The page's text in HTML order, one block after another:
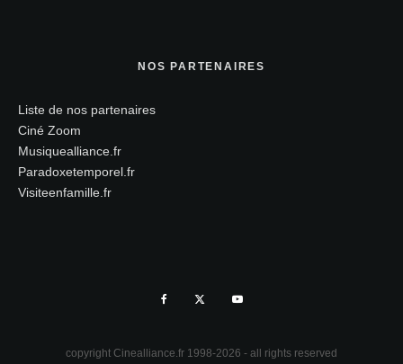
NOS PARTENAIRES
Liste de nos partenaires
Ciné Zoom
Musiquealliance.fr
Paradoxetemporel.fr
Visiteenfamille.fr
copyright Cinealliance.fr 1998-2026 - all rights reserved